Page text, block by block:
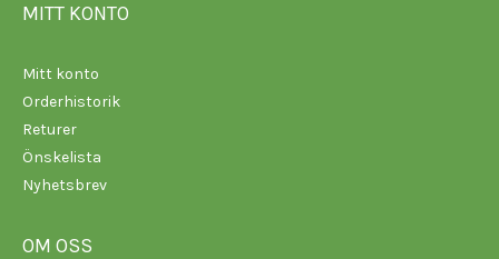
MITT KONTO
Mitt konto
Orderhistorik
Returer
Önskelista
Nyhetsbrev
OM OSS